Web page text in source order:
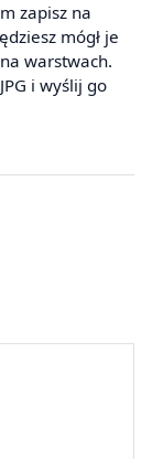
zapisz na
mógł je
warstwach.
i wyślij go